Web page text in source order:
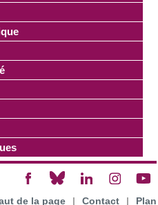
de la page Contact Plan